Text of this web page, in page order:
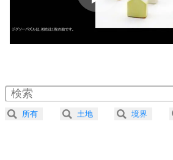
人生、なんとかなるも
気楽に生きる30の方法
4 器の大きい人は、怒り
プラス思考
2.0倍速 （290KB 1分14秒）
2.5倍速 （232KB 59秒）
3.0倍速 （194KB 49秒）
所有 土地 境界